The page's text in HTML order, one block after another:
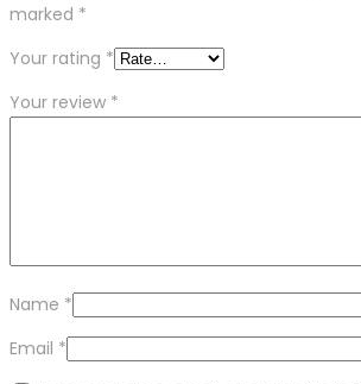
marked *
Your rating *
Your review *
Name *
Email *